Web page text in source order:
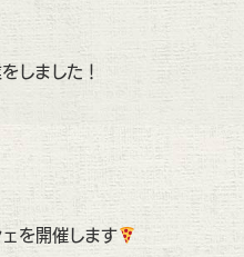
しました！
を開催します